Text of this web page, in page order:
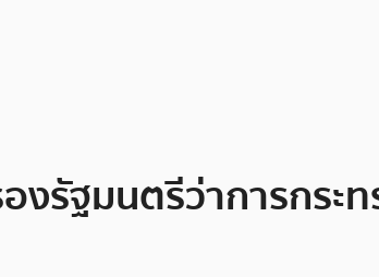
งรัฐมนตรีว่าการกระ